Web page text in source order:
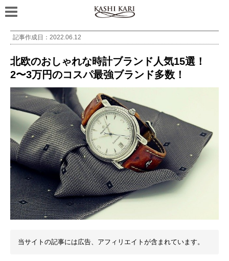
記事作成日： 2022.06.12
北欧のおしゃれな時計ブランド人気15選！
2〜3万円のコスパ最強ブランド多数！
当サイトの記事には広告、アフィリエイトが含まれています。